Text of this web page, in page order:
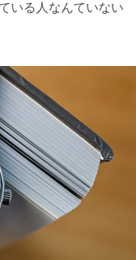
いる人なんていない